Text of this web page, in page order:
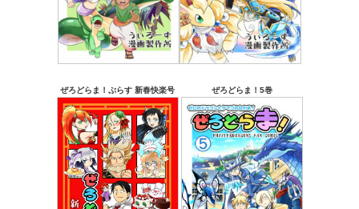
ぜろどらま！ぷらす 新春快楽号 ぜろどらま！5巻